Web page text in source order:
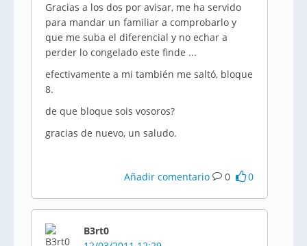
Gracias a los dos por avisar, me ha servido
para mandar un familiar a comprobarlo y
que me suba el diferencial y no echar a
perder lo congelado este finde ...
efectivamente a mi también me saltó, bloque
8.
de que bloque sois vosoros?
gracias de nuevo, un saludo.
Añadir comentario 0 0
B3rt0